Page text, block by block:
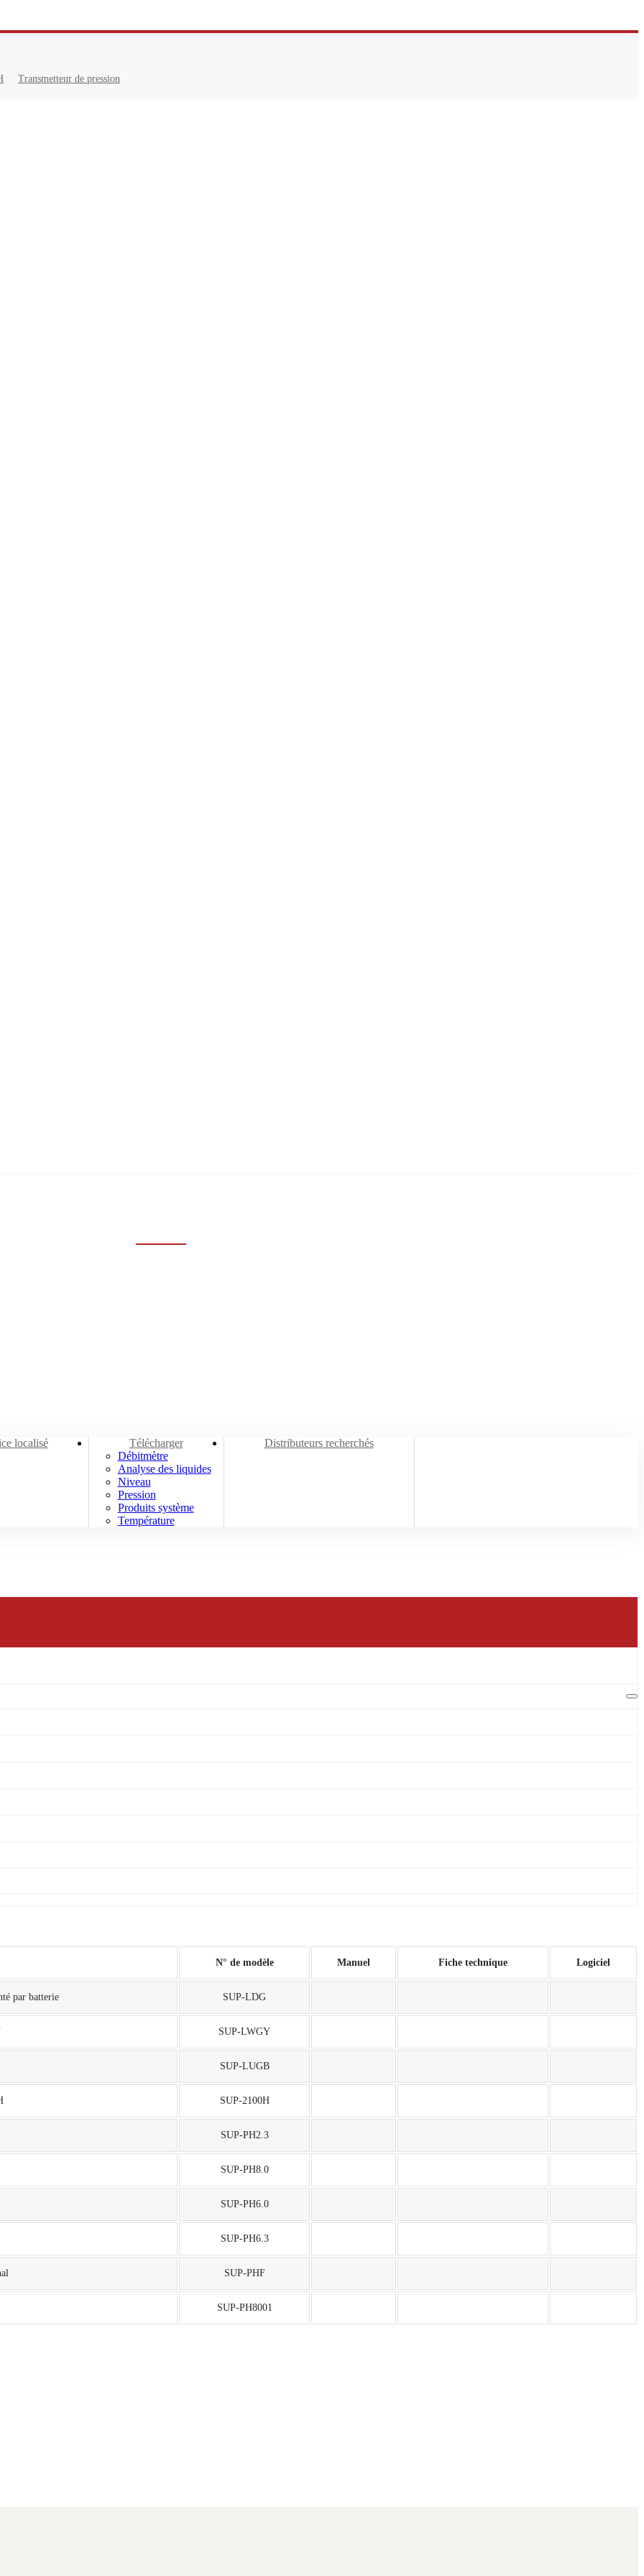
Transmetteur de pression
localisé
Télécharger
Débitmètre
Analyse des liquides
Niveau
Pression
Produits système
Température
Distributeurs recherchés
N° de modèle Manuel Fiche technique Logiciel
par batterie SUP-LDG
SUP-LWGY
SUP-LUGB
SUP-2100H
SUP-PH2.3
SUP-PH8.0
SUP-PH6.0
SUP-PH6.3
SUP-PHF
SUP-PH8001